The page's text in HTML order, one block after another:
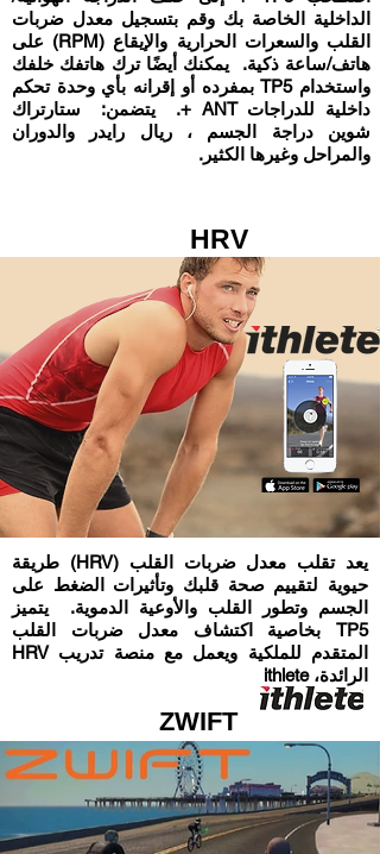
الداخلية الخاصة بك وقم بتسجيل معدل ضربات
القلب والسعرات الحرارية والإيقاع (RPM) على
هاتف/ساعة ذكية. يمكنك أيضًا ترك هاتفك خلفك
واستخدام TP5 بمفرده أو إقرانه بأي وحدة تحكم
داخلية للدراجات ANT +. يتضمن: ستارتراك
شوين دراجة الجسم ، ريال رايدر والدوران
والمراحل وغيرها الكثير.
HRV
يعد تقلب معدل ضربات القلب (HRV) طريقة
حيوية لتقييم صحة قلبك وتأثيرات الضغط على
الجسم وتطور القلب والأوعية الدموية. يتميز
TP5 بخاصية اكتشاف معدل ضربات القلب
المتقدم للملكية ويعمل مع منصة تدريب HRV
الرائدة، ithlete
ZWIFT